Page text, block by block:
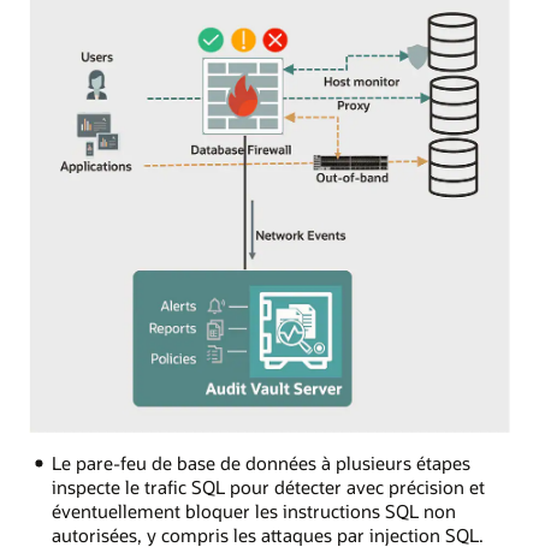
Le pare-feu de base de données à plusieurs étapes
inspecte le trafic SQL pour détecter avec précision et
éventuellement bloquer les instructions SQL non
autorisées, y compris les attaques par injection SQL.